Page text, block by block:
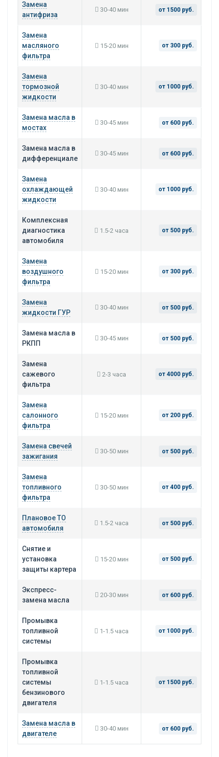
Замена
антифриза
30-40 мин от 1500 руб.
Замена
масляного
фильтра
15-20 мин от 300 руб.
Замена
тормозной
жидкости
30-40 мин от 1000 руб.
Замена масла в
мостах
30-45 мин от 600 руб.
Замена масла в
дифференциале
30-45 мин от 600 руб.
Замена
охлаждающей
жидкости
30-40 мин от 1000 руб.
Комплексная
диагностика
автомобиля
1.5-2 часа от 500 руб.
Замена
воздушного
фильтра
15-20 мин от 300 руб.
Замена
жидкости ГУР
30-40 мин от 500 руб.
Замена масла в
РКПП
30-45 мин от 500 руб.
Замена
сажевого
фильтра
2-3 часа от 4000 руб.
Замена
салонного
фильтра
15-20 мин от 200 руб.
Замена свечей
зажигания
30-50 мин от 500 руб.
Замена
топливного
фильтра
30-50 мин от 400 руб.
Плановое ТО
автомобиля
1.5-2 часа от 500 руб.
Снятие и
установка
защиты картера
15-20 мин от 500 руб.
Экспресс-
замена масла
20-30 мин от 600 руб.
Промывка
топливной
системы
1-1.5 часа от 1000 руб.
Промывка
топливной
системы
бензинового
двигателя
1-1.5 часа от 1500 руб.
Замена масла в
двигателе
30-40 мин от 600 руб.